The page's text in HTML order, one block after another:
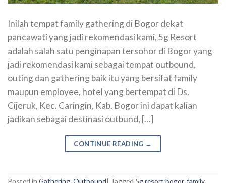
Inilah tempat family gathering di Bogor dekat
pancawati yang jadi rekomendasi kami, 5g Resort
adalah salah satu penginapan tersohor di Bogor yang
jadi rekomendasi kami sebagai tempat outbound,
outing dan gathering baik itu yang bersifat family
maupun employee, hotel yang bertempat di Ds.
Cijeruk, Kec. Caringin, Kab. Bogor ini dapat kalian
jadikan sebagai destinasi outbund, […]
CONTINUE READING →